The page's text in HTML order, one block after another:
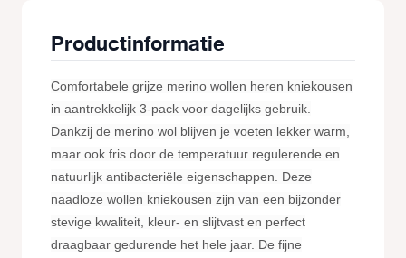
Productinformatie
Comfortabele grijze merino wollen heren kniekousen
in aantrekkelijk 3-pack voor dagelijks gebruik.
Dankzij de merino wol blijven je voeten lekker warm,
maar ook fris door de temperatuur regulerende en
natuurlijk antibacteriële eigenschappen. Deze
naadloze wollen kniekousen zijn van een bijzonder
stevige kwaliteit, kleur- en slijtvast en perfect
draagbaar gedurende het hele jaar. De fijne